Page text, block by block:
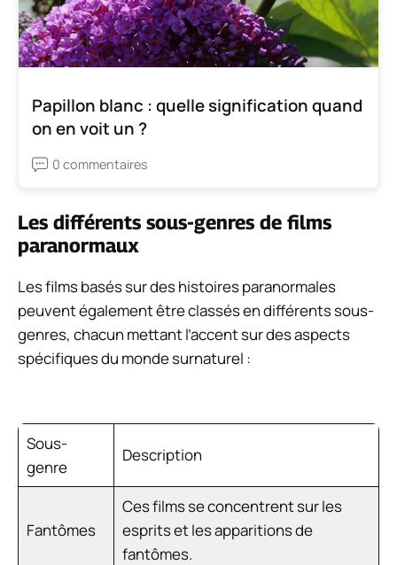
Papillon blanc : quelle signification quand
on en voit un ?
0 commentaires
Les différents sous-genres de films
paranormaux
Les films basés sur des histoires paranormales
peuvent également être classés en différents sous-
genres, chacun mettant l’accent sur des aspects
spécifiques du monde surnaturel :
Sous-
genre
Description
Fantômes
Ces films se concentrent sur les
esprits et les apparitions de
fantômes.